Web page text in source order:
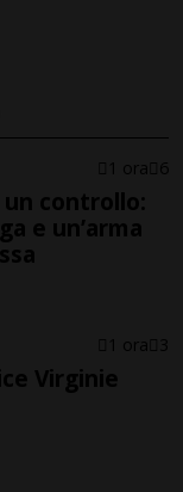
1 ora 6
controllo:
e un’arma
1 ora 3
Virginie